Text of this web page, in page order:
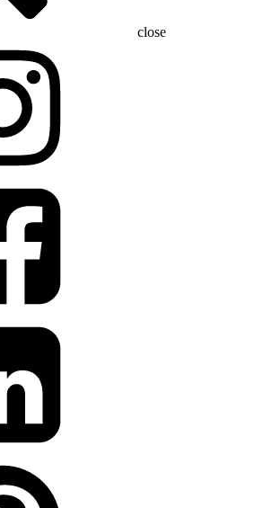
close